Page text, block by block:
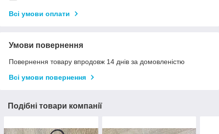
Всі умови оплати
Умови повернення
Повернення товару впродовж 14 днів за домовленістю
Всі умови повернення
Подібні товари компанії